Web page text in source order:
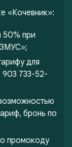
«Кочевник»:
50% при
для
903 733-52-
бронь по
промокоду